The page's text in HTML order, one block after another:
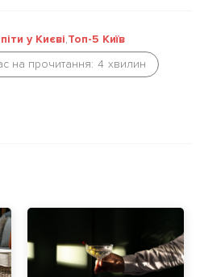
у Києві,Топ-5 Київ
на прочитання: 4 хвилин